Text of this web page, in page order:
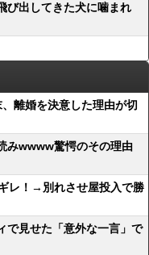
び出してきた犬に噛まれ
離婚を決意した理由が切
みwwww驚愕のその理由
レ！→別れさせ屋投入で勝
で見せた「意外な一言」で